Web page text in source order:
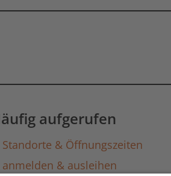
laden
aufgerufen
Standorte & Öffnungszeiten
anmelden & ausleihen